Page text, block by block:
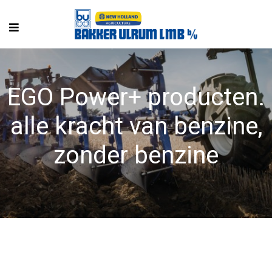
EGO Power+ producten.
alle kracht van benzine,
zonder benzine